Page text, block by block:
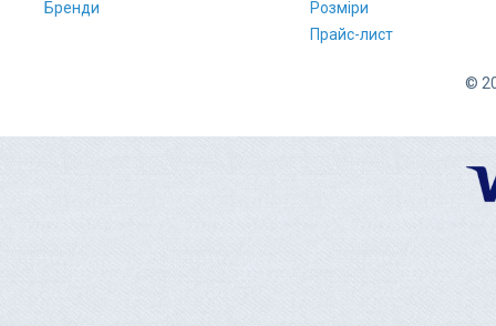
Бренди
Розміри
Прайс-лист
©